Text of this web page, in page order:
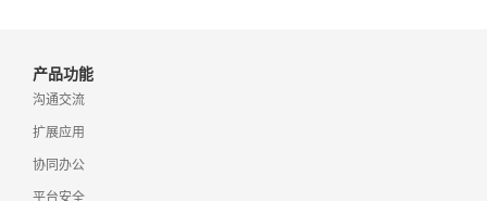
产品功能
沟通交流
扩展应用
协同办公